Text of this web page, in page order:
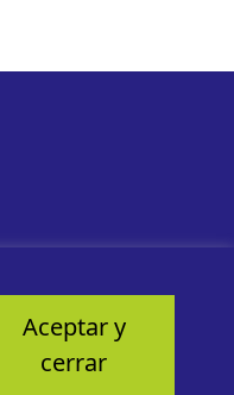
Aceptar y
cerrar